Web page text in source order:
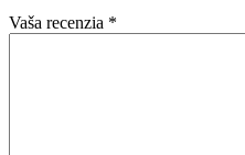
Vaša recenzia *